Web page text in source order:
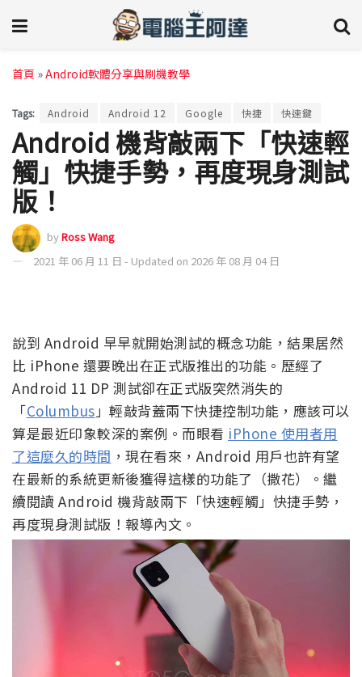
首頁 »Android軟體分享與刷機教學
Tags: Android Android 12 Google 快捷 快速鍵
Android 機背敲兩下「快速輕
觸」快捷手勢，再度現身測試
版！
byRoss Wang
2021 年 06 月 11 日 - Updated on 2026 年 08 月 04 日
說到 Android 早早就開始測試的概念功能，結果居然
比 iPhone 還要晚出在正式版推出的功能。歷經了
Android 11 DP 測試卻在正式版突然消失的
「Columbus」輕敲背蓋兩下快捷控制功能，應該可以
算是最近印象較深的案例。而眼看 iPhone 使用者用
了這麼久的時間 ，現在看來，Android 用戶也許有望
在最新的系統更新後獲得這樣的功能了（撒花）。繼
續閱讀 Android 機背敲兩下「快速輕觸」快捷手勢，
再度現身測試版！報導內文。